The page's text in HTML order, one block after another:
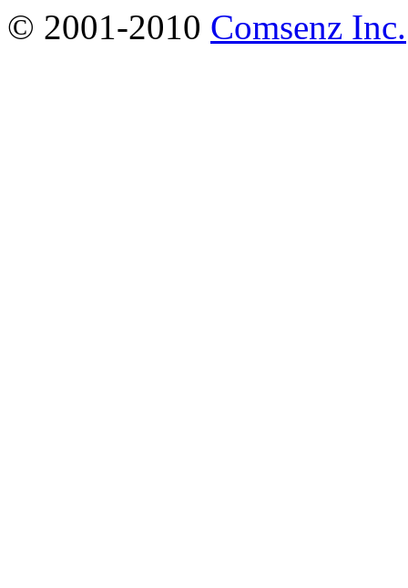
© 2001-2010 Comsenz Inc.